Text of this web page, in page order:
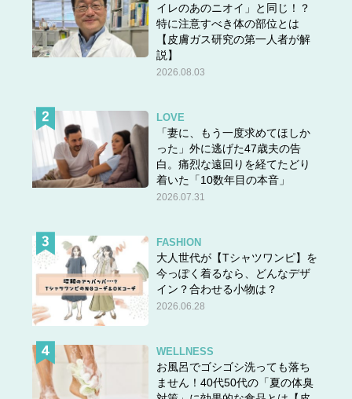
―――白髪に関してはいかがですか？
白髪は老化現象の一つです。白髪に関しては、量が多い人
少ない人など、個人差が多く、「こうだから白髪になる」
ということは100％解明されていません。ただし、色素幹
細胞の働きが衰えることでも白髪が発生してしまうので、
普段からストレスを溜めないようにしたり、体内温度を上
げて代謝を促す工夫をしたり、バランスの取れた食事など
を摂ったりして、免疫力をアップすることを心がけましょ
イレのあのニオイ」と同じ！？
特に注意すべき体の部位とは
【皮膚ガス研究の第一人者が解
説】
2026.08.03
LOVE
「妻に、もう一度求めてほしか
った」外に逃げた47歳夫の告
白。痛烈な遠回りを経てたどり
着いた「10数年目の本音」
2026.07.31
FASHION
大人世代が【Tシャツワンピ】を
今っぽく着るなら、どんなデザ
イン？合わせる小物は？
2026.06.28
WELLNESS
お風呂でゴシゴシ洗っても落ち
ません！40代50代の「夏の体臭